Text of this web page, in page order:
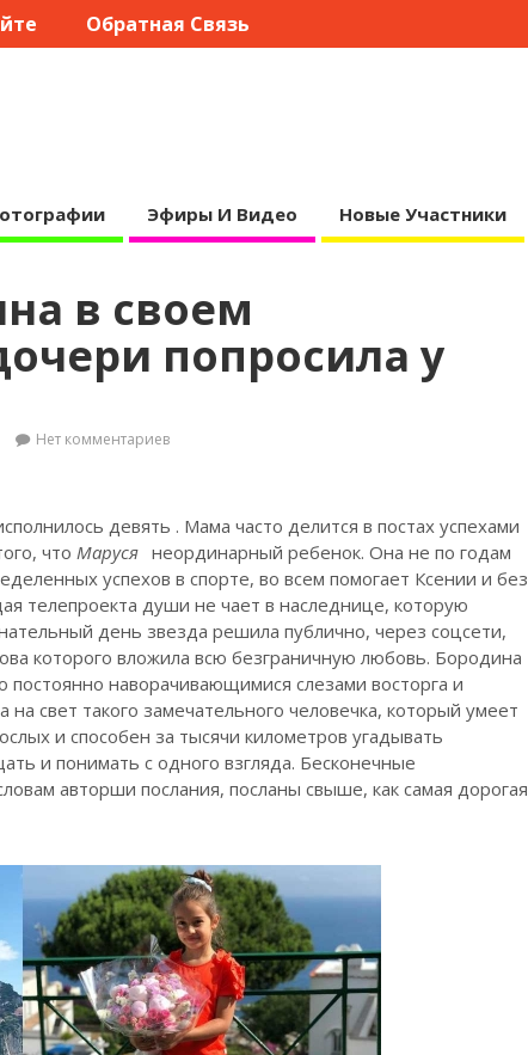
Обратная Связь
Эфиры И Видео Новые Участники
в своем
попросила у
Нет комментариев
девять . Мама часто делится в постах успехами
что Маруся неординарный ребенок. Она не по годам
успехов в спорте, во всем помогает Ксении и без
телепроекта души не чает в наследнице, которую
день звезда решила публично, через соцсети,
которого вложила всю безграничную любовь. Бородина
наворачивающимися слезами восторга и
свет такого замечательного человечка, который умеет
и способен за тысячи километров угадывать
и понимать с одного взгляда. Бесконечные
авторши послания, посланы свыше, как самая дорогая